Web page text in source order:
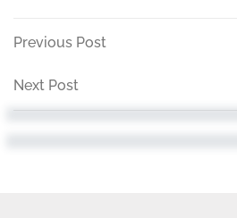
Nawigacja
wpisu
Previous
Previous Post
Next
Post
Next Post